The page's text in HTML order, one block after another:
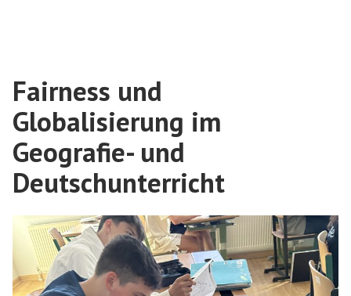
Fairness und
Globalisierung im
Geografie- und
Deutschunterricht